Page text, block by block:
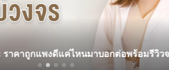
คาถูกแพงดีแค่ไหนมาบอกต่อพร้อมรีวิวจา